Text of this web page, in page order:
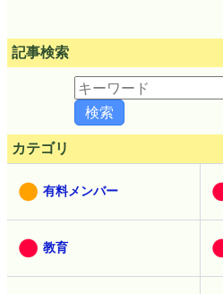
記事検索
カテゴリ
有料メンバー
教育